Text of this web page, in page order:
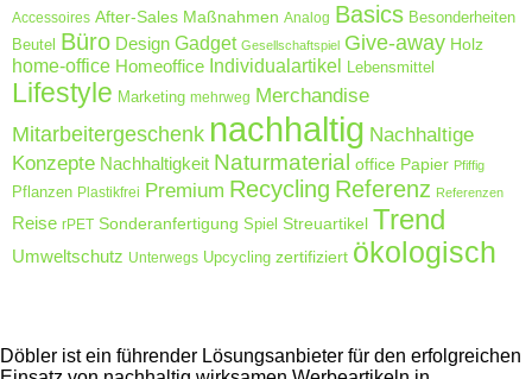
Accessoires After-Sales Maßnahmen Analog Basics Besonderheiten
Beutel Büro Design Gadget Gesellschaftspiel Give-away Holz
home-office Homeoffice Individualartikel Lebensmittel
Lifestyle Marketing mehrweg Merchandise
Mitarbeitergeschenk nachhaltig Nachhaltige
Konzepte Nachhaltigkeit Naturmaterial office Papier Pfiffig
Pflanzen Plastikfrei Premium Recycling Referenz Referenzen
Reise rPET Sonderanfertigung Spiel Streuartikel Trend
Umweltschutz Unterwegs Upcycling zertifiziert ökologisch
Döbler ist ein führender Lösungsanbieter für den erfolgreichen